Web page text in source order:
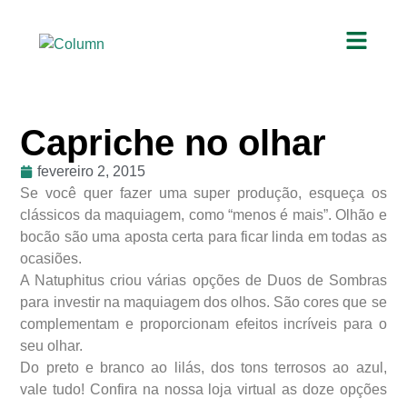
Capriche no olhar
fevereiro 2, 2015
Se você quer fazer uma super produção, esqueça os
clássicos da maquiagem, como “menos é mais”. Olhão e
bocão são uma aposta certa para ficar linda em todas as
ocasiões.
A Natuphitus criou várias opções de Duos de Sombras
para investir na maquiagem dos olhos. São cores que se
complementam e proporcionam efeitos incríveis para o
seu olhar.
Do preto e branco ao lilás, dos tons terrosos ao azul,
vale tudo! Confira na nossa loja virtual as doze opções